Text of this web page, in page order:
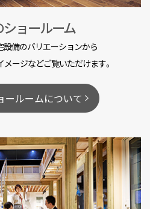
ョールーム
設備のバリエーションから
ージなどご覧いただけます。
ールームについて